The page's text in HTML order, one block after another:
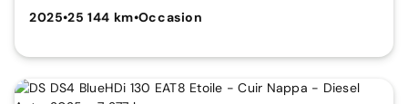
2025•25 144 km•Occasion